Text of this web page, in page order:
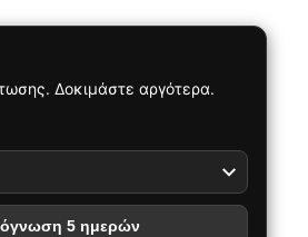
Δοκιμάστε αργότερα.
5 ημερών